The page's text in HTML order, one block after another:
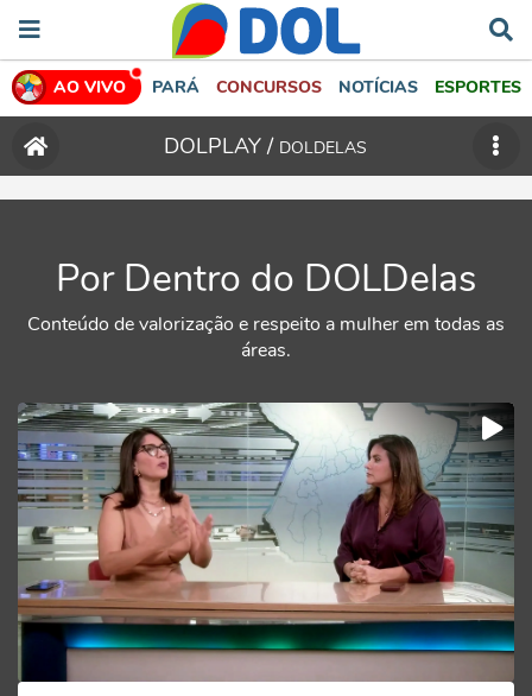
AO VIVO PARÁ CONCURSOS NOTÍCIAS ESPORTES
DOLPLAY / DOLDELAS
Por Dentro do DOLDelas
Conteúdo de valorização e respeito a mulher em todas as
áreas.